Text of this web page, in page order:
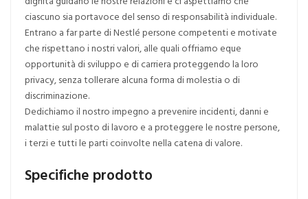
ciascuno sia portavoce del senso di responsabilità individuale.
Entrano a far parte di Nestlé persone competenti e motivate
che rispettano i nostri valori, alle quali offriamo eque
opportunità di sviluppo e di carriera proteggendo la loro
privacy, senza tollerare alcuna forma di molestia o di
discriminazione.
Dedichiamo il nostro impegno a prevenire incidenti, danni e
malattie sul posto di lavoro e a proteggere le nostre persone,
i terzi e tutti le parti coinvolte nella catena di valore.
Specifiche prodotto